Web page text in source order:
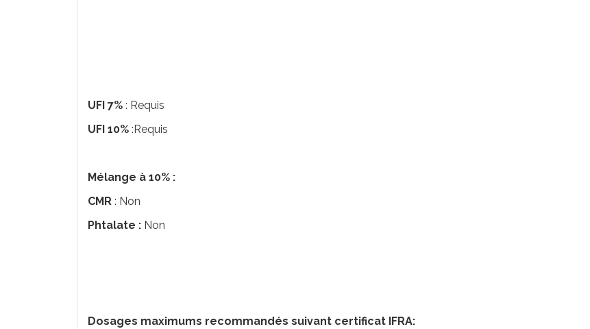
UFI 7% : Requis
UFI 10% :Requis
Mélange à 10% :
CMR : Non
Phtalate : Non
Dosages maximums recommandés suivant certificat IFRA: